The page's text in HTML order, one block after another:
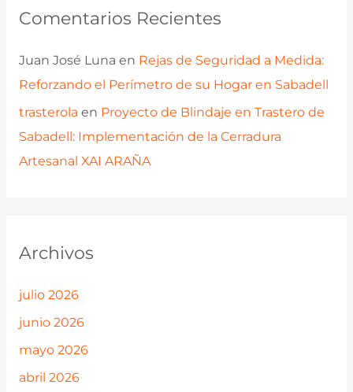
Comentarios Recientes
Juan José Luna en Rejas de Seguridad a Medida:
Reforzando el Perímetro de su Hogar en Sabadell
trasterola en Proyecto de Blindaje en Trastero de
Sabadell: Implementación de la Cerradura
Artesanal XAI ARAÑA
Archivos
julio 2026
junio 2026
mayo 2026
abril 2026